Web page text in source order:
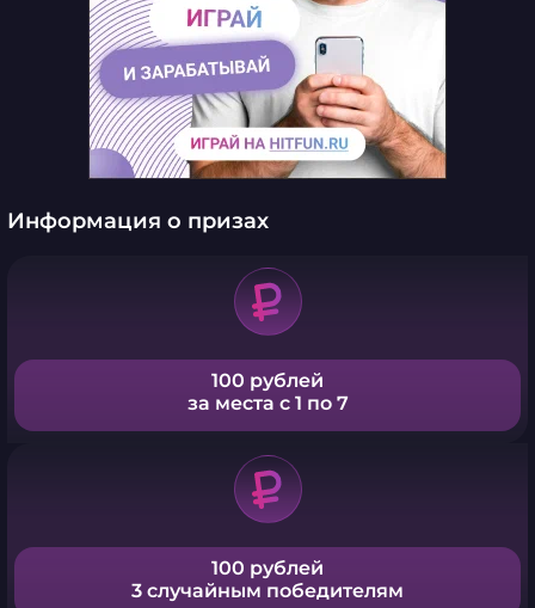
Информация о призах
100 рублей
за места с 1 по 7
100 рублей
3 случайным победителям